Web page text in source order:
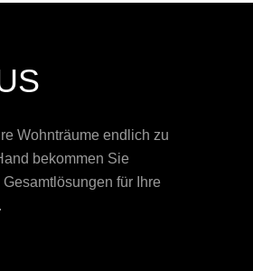
Wohnträume endlich zu
bekommen Sie
Gesamtlösungen für Ihre